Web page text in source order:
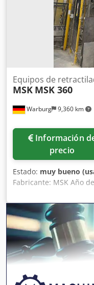
,
seguridad,
sin usar, embalado
almacenado en un
Chodpfxjyrnr Rj Alwoa
Warburg 9,360 km
Equipos de
MSK MSK 360
Información de
precio
Estado: muy bueno
Fabricante: MSK Año
360 Capacidad: aprox.
Aloy Ryhpewea